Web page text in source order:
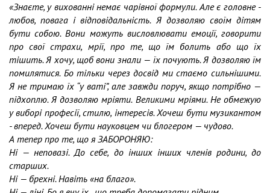
«Знаєте, у вихованні немає чарівної формули. Але є головне -
любов, повага і відповідальність. Я дозволяю своїм дітям
бути собою. Вони можуть висловлювати емоції, говорити
про свої страхи, мрії, про те, що їм болить або що їх
тішить. Я хочу, щоб вони знали — їх почують. Я дозволяю їм
помилятися. Бо тільки через досвід ми стаємо сильнішими.
Я не тримаю їх “у ваті”, але завжди поруч, якщо потрібно —
підхоплю. Я дозволяю мріяти. Великими мріями. Не обмежую
у виборі професії, стилю, інтересів. Хочеш бути музикантом
- вперед. Хочеш бути науковцем чи блогером — чудово.
А тепер про те, що я ЗАБОРОНЯЮ:
Ні — неповазі. До себе, до інших інших членів родини, до
старших.
Ні — брехні. Навіть «на благо».